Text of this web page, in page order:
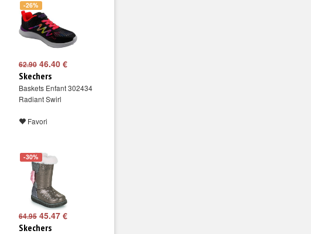
-26%
62.90 46.40 €
Skechers
Baskets Enfant 302434
Radiant Swirl
Favori
-30%
64.95 45.47 €
Skechers